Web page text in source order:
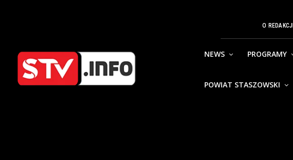
O REDAKCJI
NEWS PROGRAMY
POWIAT STASZOWSKI